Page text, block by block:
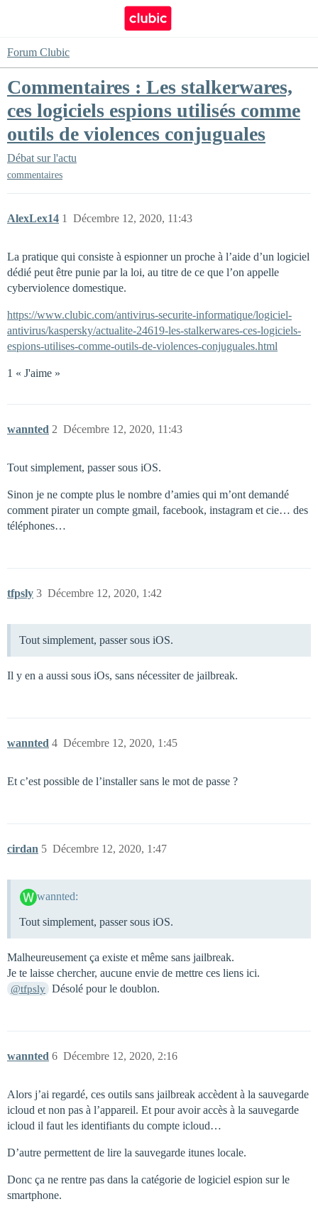
Forum Clubic
Commentaires : Les stalkerwares,
ces logiciels espions utilisés comme
outils de violences conjuguales
Débat sur l'actu
commentaires
AlexLex14 Décembre 12, 2020, 11:43
1
La pratique qui consiste à espionner un proche à l’aide d’un logiciel
dédié peut être punie par la loi, au titre de ce que l’on appelle
cyberviolence domestique.
https://www.clubic.com/antivirus-securite-informatique/logiciel-
antivirus/kaspersky/actualite-24619-les-stalkerwares-ces-logiciels-
espions-utilises-comme-outils-de-violences-conjuguales.html
1 « J'aime »
wannted Décembre 12, 2020, 11:43
2
Tout simplement, passer sous iOS.
Sinon je ne compte plus le nombre d’amies qui m’ont demandé
comment pirater un compte gmail, facebook, instagram et cie… des
téléphones…
tfpsly Décembre 12, 2020, 1:42
3
Tout simplement, passer sous iOS.
Il y en a aussi sous iOs, sans nécessiter de jailbreak.
wannted Décembre 12, 2020, 1:45
4
Et c’est possible de l’installer sans le mot de passe ?
cirdan Décembre 12, 2020, 1:47
5
wannted:
Tout simplement, passer sous iOS.
Malheureusement ça existe et même sans jailbreak.
Je te laisse chercher, aucune envie de mettre ces liens ici.
@tfpsly Désolé pour le doublon.
wannted Décembre 12, 2020, 2:16
6
Alors j’ai regardé, ces outils sans jailbreak accèdent à la sauvegarde
icloud et non pas à l’appareil. Et pour avoir accès à la sauvegarde
icloud il faut les identifiants du compte icloud…
D’autre permettent de lire la sauvegarde itunes locale.
Donc ça ne rentre pas dans la catégorie de logiciel espion sur le
smartphone.